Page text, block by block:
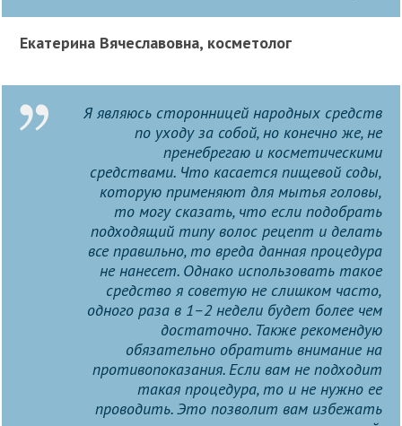
Екатерина Вячеславовна, косметолог
Я являюсь сторонницей народных средств
по уходу за собой, но конечно же, не
пренебрегаю и косметическими
средствами. Что касается пищевой соды,
которую применяют для мытья головы,
то могу сказать, что если подобрать
подходящий типу волос рецепт и делать
все правильно, то вреда данная процедура
не нанесет. Однако использовать такое
средство я советую не слишком часто,
одного раза в 1–2 недели будет более чем
достаточно. Также рекомендую
обязательно обратить внимание на
противопоказания. Если вам не подходит
такая процедура, то и не нужно ее
проводить. Это позволит вам избежать